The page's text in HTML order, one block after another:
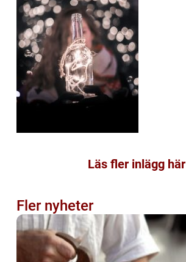
Läs fler inlägg här
Fler nyheter